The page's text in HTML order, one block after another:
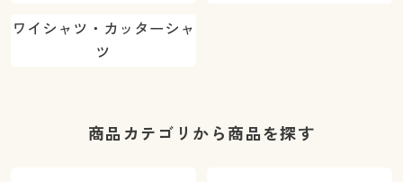
ワイシャツ・カッターシャ
ツ
商品カテゴリから商品を探す